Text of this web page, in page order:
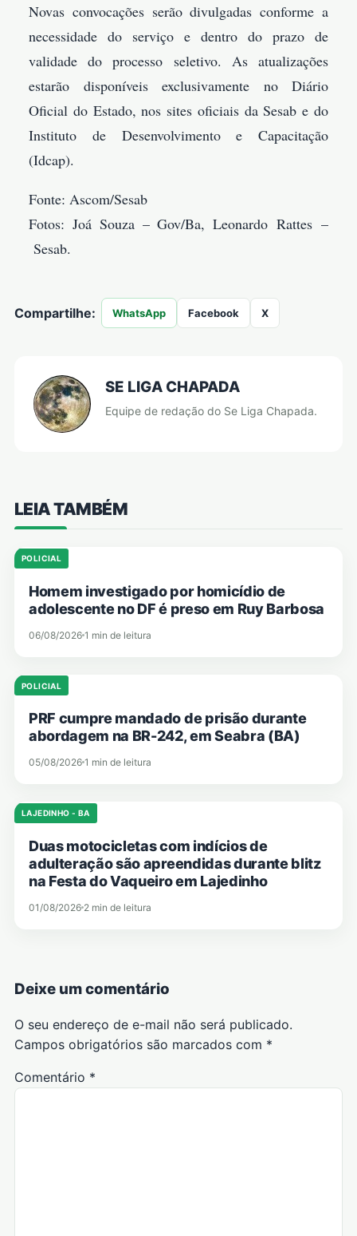
Novas convocações serão divulgadas conforme a
necessidade do serviço e dentro do prazo de
validade do processo seletivo. As atualizações
estarão disponíveis exclusivamente no Diário
Oficial do Estado, nos sites oficiais da Sesab e do
Instituto de Desenvolvimento e Capacitação
(Idcap).
Fonte: Ascom/Sesab
Fotos: Joá Souza – Gov/Ba, Leonardo Rattes –
Sesab.
Compartilhe: WhatsApp Facebook X
SE LIGA CHAPADA
Equipe de redação do Se Liga Chapada.
LEIA TAMBÉM
POLICIAL
Homem investigado por homicídio de
adolescente no DF é preso em Ruy Barbosa
06/08/2026 1 min de leitura
POLICIAL
PRF cumpre mandado de prisão durante
abordagem na BR-242, em Seabra (BA)
05/08/2026 1 min de leitura
LAJEDINHO - BA
Duas motocicletas com indícios de
adulteração são apreendidas durante blitz
na Festa do Vaqueiro em Lajedinho
01/08/2026 2 min de leitura
Deixe um comentário
O seu endereço de e-mail não será publicado.
Campos obrigatórios são marcados com *
Comentário *